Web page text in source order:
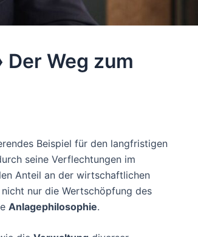
Weg zum
Beispiel für den langfristigen
seine Verflechtungen im
Anteil an der wirtschaftlichen
nur die Wertschöpfung des
Anlagephilosophie.